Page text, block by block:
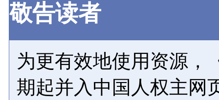
敬告读者
为更有效地使用资源，
期起并入中国人权主网